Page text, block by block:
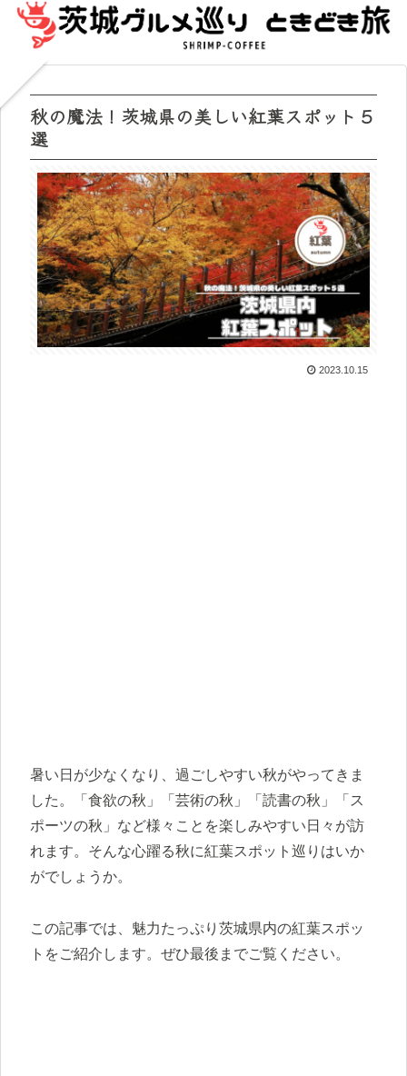
秋の魔法！茨城県の美しい紅葉スポット５
選
2023.10.15
暑い日が少なくなり、過ごしやすい秋がやってきま
した。「食欲の秋」「芸術の秋」「読書の秋」「ス
ポーツの秋」など様々ことを楽しみやすい日々が訪
れます。そんな心躍る秋に紅葉スポット巡りはいか
がでしょうか。
この記事では、魅力たっぷり茨城県内の紅葉スポッ
トをご紹介します。ぜひ最後までご覧ください。